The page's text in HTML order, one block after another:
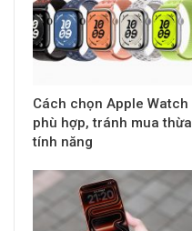
Cách chọn Apple Watch
phù hợp, tránh mua thừa
tính năng